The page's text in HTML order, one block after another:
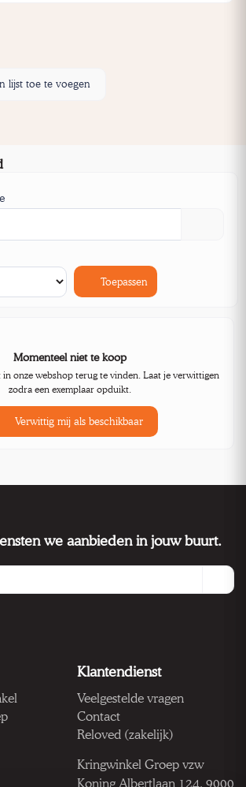
lijst toe te voegen
Toepassen
Momenteel niet te koop
onze webshop terug te vinden. Laat je verwittigen
zodra een exemplaar opduikt.
Verwittig mij als beschikbaar
we aanbieden in jouw buurt.
Klantendienst
Veelgestelde vragen
Contact
Reloved (zakelijk)
Kringwinkel Groep vzw
Koning Albertlaan 124, 9000